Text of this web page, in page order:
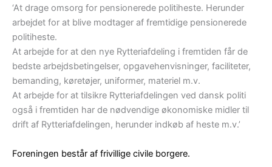
‘At drage omsorg for pensionerede politiheste. Herunder
arbejdet for at blive modtager af fremtidige pensionerede
politiheste.
At arbejde for at den nye Rytteriafdeling i fremtiden får de
bedste arbejdsbetingelser, opgavehenvisninger, faciliteter,
bemanding, køretøjer, uniformer, materiel m.v.
At arbejde for at tilsikre Rytteriafdelingen ved dansk politi
også i fremtiden har de nødvendige økonomiske midler til
drift af Rytteriafdelingen, herunder indkøb af heste m.v.’
Foreningen består af frivillige civile borgere.